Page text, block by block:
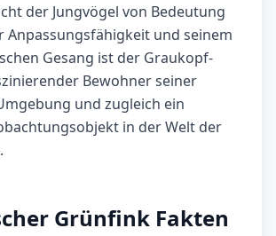
der Jungvögel von Bedeutung
Anpassungsfähigkeit und seinem
Gesang ist der Graukopf-
Bewohner seiner
und zugleich ein
in der Welt der
Grünfink Fakten